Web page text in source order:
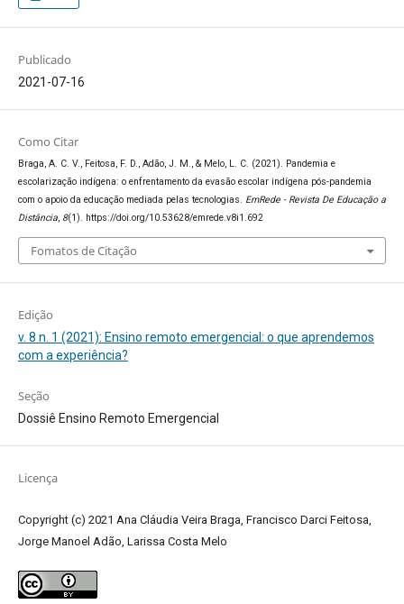
Publicado
2021-07-16
Como Citar
Braga, A. C. V., Feitosa, F. D., Adão, J. M., & Melo, L. C. (2021). Pandemia e
escolarização indígena: o enfrentamento da evasão escolar indígena pós-pandemia
com o apoio da educação mediada pelas tecnologias. EmRede - Revista De Educação a
Distância, 8(1). https://doi.org/10.53628/emrede.v8i1.692
Fomatos de Citação
Edição
v. 8 n. 1 (2021): Ensino remoto emergencial: o que aprendemos
com a experiência?
Seção
Dossiê Ensino Remoto Emergencial
Licença
Copyright (c) 2021 Ana Cláudia Veira Braga, Francisco Darci Feitosa,
Jorge Manoel Adão, Larissa Costa Melo